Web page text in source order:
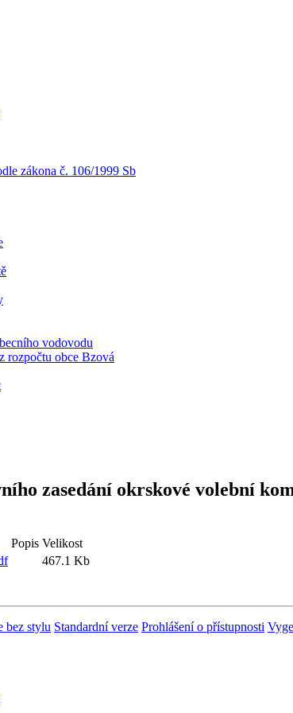
zákona č. 106/1999 Sb
vodovodu
rozpočtu obce Bzová
zasedání okrskové volební
Popis Velikost
467.1 Kb
bez stylu Standardní verze Prohlášení o přístupnosti